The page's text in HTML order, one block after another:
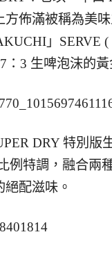
方佈滿被稱為美
」SERVE
：3 生啤泡沫的
DRY 特別版
例特調，融合兩
絕配滋味。